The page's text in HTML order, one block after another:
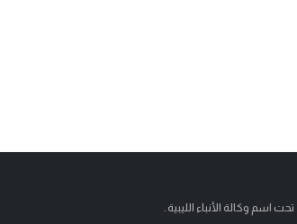
تحت اسم وكالة الأنباء الليبية .